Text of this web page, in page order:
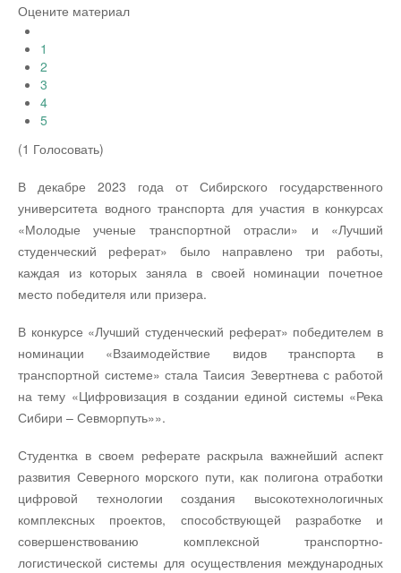
Оцените материал
1
2
3
4
5
(1 Голосовать)
В декабре 2023 года от Сибирского государственного
университета водного транспорта для участия в конкурсах
«Молодые ученые транспортной отрасли» и «Лучший
студенческий реферат» было направлено три работы,
каждая из которых заняла в своей номинации почетное
место победителя или призера.
В конкурсе «Лучший студенческий реферат» победителем в
номинации «Взаимодействие видов транспорта в
транспортной системе» стала Таисия Зевертнева с работой
на тему «Цифровизация в создании единой системы «Река
Сибири – Севморпуть»».
Студентка в своем реферате раскрыла важнейший аспект
развития Северного морского пути, как полигона отработки
цифровой технологии создания высокотехнологичных
комплексных проектов, способствующей разработке и
совершенствованию комплексной транспортно-
логистической системы для осуществления международных